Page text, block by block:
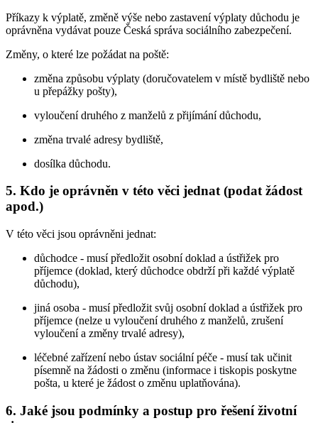
Příkazy k výplatě, změně výše nebo zastavení výplaty důchodu je
oprávněna vydávat pouze Česká správa sociálního zabezpečení.
Změny, o které lze požádat na poště:
změna způsobu výplaty (doručovatelem v místě bydliště nebo
u přepážky pošty),
vyloučení druhého z manželů z přijímání důchodu,
změna trvalé adresy bydliště,
dosílka důchodu.
5. Kdo je oprávněn v této věci jednat (podat žádost
apod.)
V této věci jsou oprávněni jednat:
důchodce - musí předložit osobní doklad a ústřižek pro
příjemce (doklad, který důchodce obdrží při každé výplatě
důchodu),
jiná osoba - musí předložit svůj osobní doklad a ústřižek pro
příjemce (nelze u vyloučení druhého z manželů, zrušení
vyloučení a změny trvalé adresy),
léčebné zařízení nebo ústav sociální péče - musí tak učinit
písemně na žádosti o změnu (informace i tiskopis poskytne
pošta, u které je žádost o změnu uplatňována).
6. Jaké jsou podmínky a postup pro řešení životní